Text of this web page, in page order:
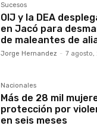
Sucesos
OIJ y la DEA
en Jacó para
de maleantes de
Jorge Hernandez - 7 agosto,
Nacionales
Más de 28 mil
protección por
en seis meses